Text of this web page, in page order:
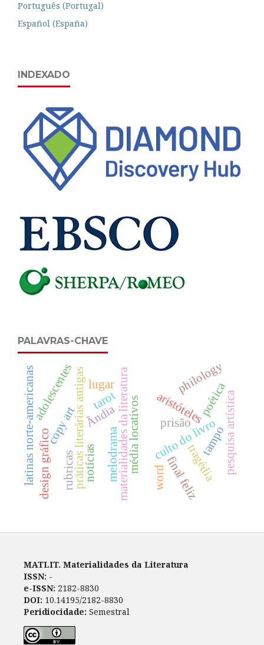
Português (Portugal)
Español (España)
INDEXADO
PALAVRAS-CHAVE
materialidades da literatura
Ãndia
práticas literárias antigas culto do livro
aristótelespoética
final feliztragédia
melodrama
prisão
tarot
tampo
notícias
philology
word
rubricas
copy art média locativos
adolescentes
latinas norte-americanas lugar
pesquisa artística
design gráfico
MATLIT. Materialidades da Literatura
ISSN: -
e-ISSN: 2182-8830
DOI: 10.14195/2182-8830
Peridiocidade: Semestral